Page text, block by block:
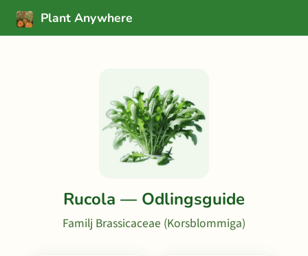
Plant Anywhere
Rucola — Odlingsguide
Familj Brassicaceae (Korsblommiga)